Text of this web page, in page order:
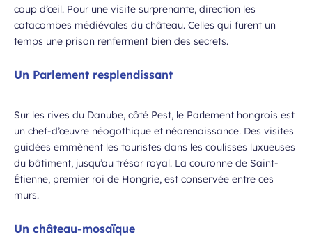
coup d’œil. Pour une visite surprenante, direction les
catacombes médiévales du château. Celles qui furent un
temps une prison renferment bien des secrets.
Un Parlement resplendissant
Sur les rives du Danube, côté Pest, le Parlement hongrois est
un chef-d’œuvre néogothique et néorenaissance. Des visites
guidées emmènent les touristes dans les coulisses luxueuses
du bâtiment, jusqu’au trésor royal. La couronne de Saint-
Étienne, premier roi de Hongrie, est conservée entre ces
murs.
Un château-mosaïque